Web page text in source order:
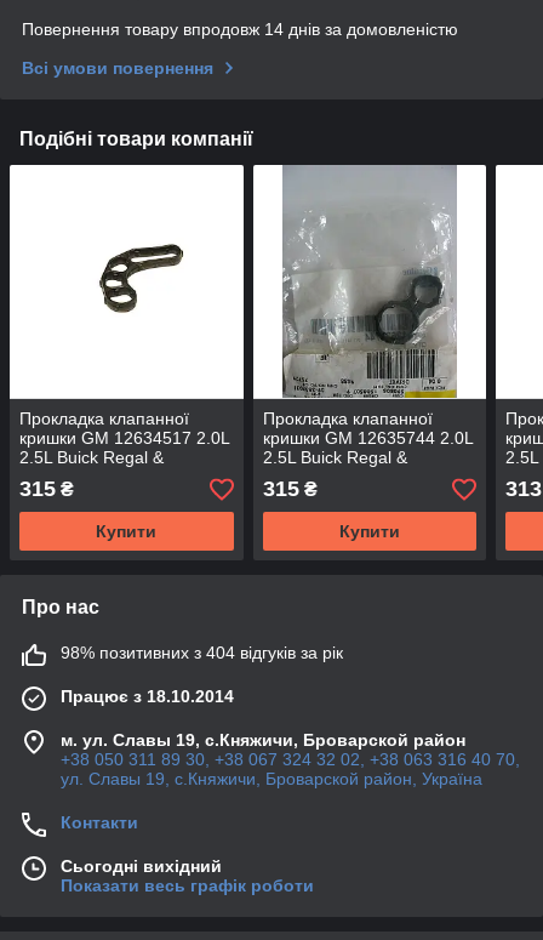
Повернення товару впродовж 14 днів за домовленістю
Всі умови повернення
Подібні товари компанії
Прокладка клапанної
кришки GM 12634517 2.0L
2.5L Buick Regal &
Chevrolet Camaro Equinox
Malibu & Opel Insignia
315 ₴
Купити
Прокладка клапанної
кришки GM 12635744 2.0L
2.5L Buick Regal &
Chevrolet Camaro Equinox
Malibu & Opel Insignia
315₴
Купити
2.5L
313
Про нас
98% позитивних з 404 відгуків за рік
Працює з 18.10.2014
м. ул. Славы 19, с.Княжичи, Броварской район
+38 050 311 89 30, +38 067 324 32 02, +38 063 316 40 70,
ул. Славы 19, с.Княжичи, Броварской район, Україна
Контакти
Сьогодні вихідний
Показати весь графік роботи